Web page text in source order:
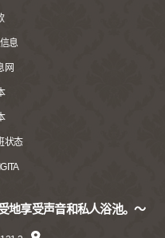
息
网
状态
地享受声音和私人浴池。〜